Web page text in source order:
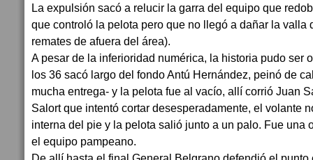
La expulsión sacó a relucir la garra del equipo que
que controló la pelota pero que no llegó a dañar la valla
remates de afuera del área).
A pesar de la inferioridad numérica, la historia pudo ser
los 36 sacó largo del fondo Antú Hernández, peinó de
mucha entrega- y la pelota fue al vacío, allí corrió Juan
Salort que intentó cortar desesperadamente, el volante
interna del pie y la pelota salió junto a un palo. Fue una
el equipo pampeano.